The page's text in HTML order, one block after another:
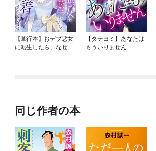
【単行本】おデブ悪女
に転生したら、なぜか
【タテヨミ】あなたは
もういりません
同じ作者の本